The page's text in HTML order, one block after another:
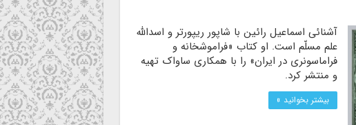
آشنائی اسماعیل رائین با شاپور ریپورتر و اسدالله
علم مسلّم است. او کتاب «فراموشخانه و
فراماسونری در ایران» را با همکاری ساواک تهیه
و منتشر کرد.
بیشتر بخوانید »